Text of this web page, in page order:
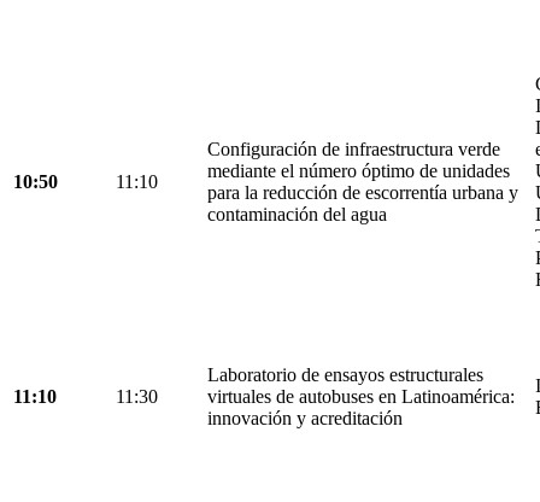
10:50 11:10
Configuración de infraestructura verde
mediante el número óptimo de unidades
para la reducción de escorrentía urbana y
contaminación del agua
11:10 11:30
Laboratorio de ensayos estructurales
virtuales de autobuses en Latinoamérica:
innovación y acreditación